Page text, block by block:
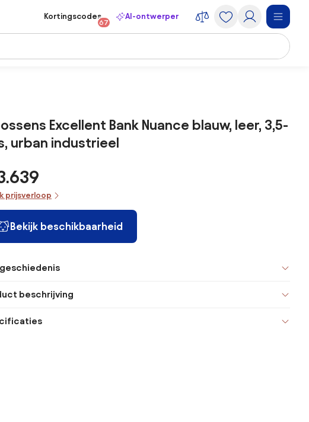
Kortingscodes
67
AI-ontwerper
Excellent Bank Nuance blauw, leer, 3,5-
urban industrieel
prijsverloop
Bekijk beschikbaarheid
beschrijving